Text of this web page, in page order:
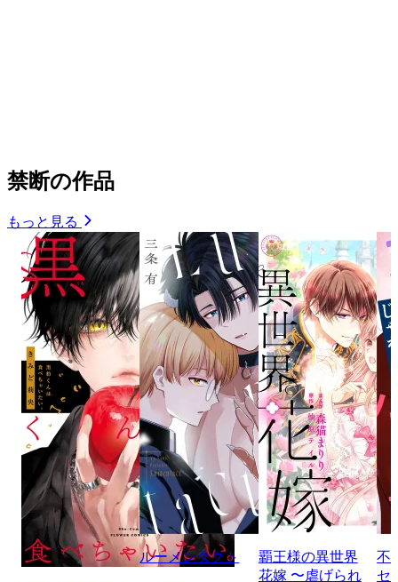
禁断の作品
もっと見る
ルーメンタクト
覇王様の異世界
花嫁 〜虐げられ
不
セ